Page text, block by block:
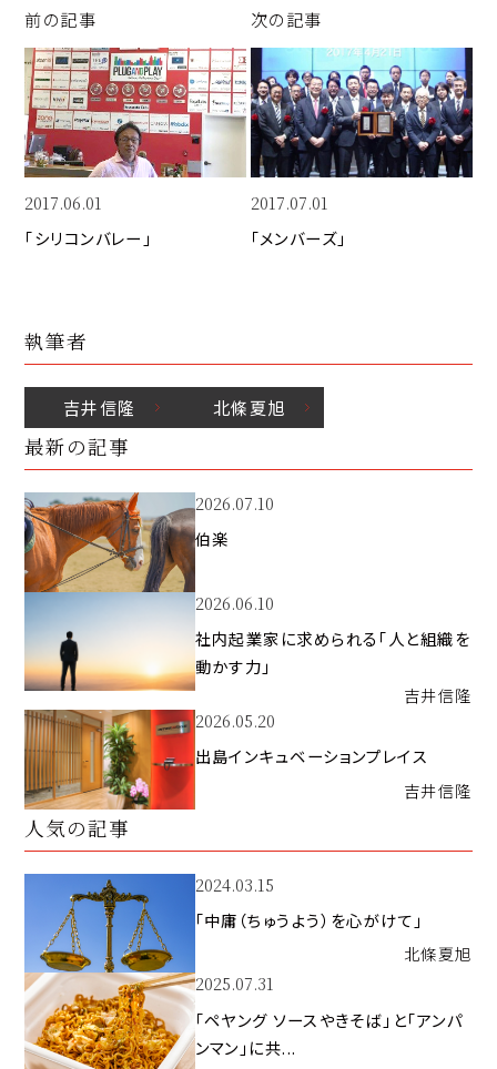
Li
n
k
o
o
k
I
n
前の記事
2017.06.01
「シリコンバレー」
次の記事
2017.07.01
「メンバーズ」
執筆者
吉井信隆 北條夏旭
最新の記事
2026.07.10
伯楽
2026.06.10
社内起業家に求められる「人と組織を
動かす力」
吉井信隆
2026.05.20
出島インキュベーションプレイス
吉井信隆
人気の記事
2024.03.15
「中庸（ちゅうよう）を心がけて」
北條夏旭
2025.07.31
「ペヤング ソースやきそば」と「アンパ
ンマン」に共...